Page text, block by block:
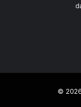
© 2026